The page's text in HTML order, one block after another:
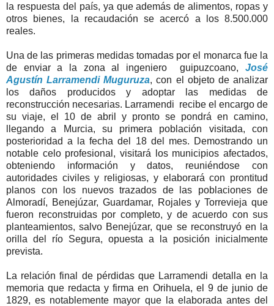
la respuesta del país, ya que además de alimentos, ropas y
otros bienes, la recaudación se acercó a los 8.500.000
reales.
Una de las primeras medidas tomadas por el monarca fue la
de enviar a la zona al ingeniero guipuzcoano, José
Agustín Larramendi Muguruza, con el objeto de analizar
los daños producidos y adoptar las medidas de
reconstrucción necesarias. Larramendi recibe el encargo de
su viaje, el 10 de abril y pronto se pondrá en camino,
llegando a Murcia, su primera población visitada, con
posterioridad a la fecha del 18 del mes. Demostrando un
notable celo profesional, visitará los municipios afectados,
obteniendo información y datos, reuniéndose con
autoridades civiles y religiosas, y elaborará con prontitud
planos con los nuevos trazados de las poblaciones de
Almoradí, Benejúzar, Guardamar, Rojales y Torrevieja que
fueron reconstruidas por completo, y de acuerdo con sus
planteamientos, salvo Benejúzar, que se reconstruyó en la
orilla del río Segura, opuesta a la posición inicialmente
prevista.
La relación final de pérdidas que Larramendi detalla en la
memoria que redacta y firma en Orihuela, el 9 de junio de
1829, es notablemente mayor que la elaborada antes del